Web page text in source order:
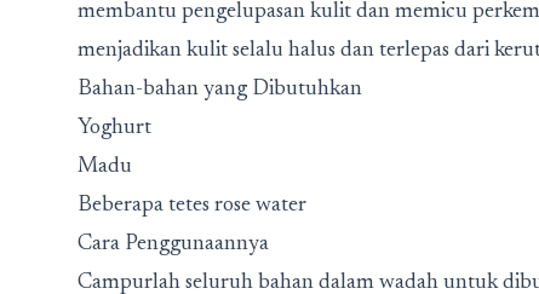
membantu pengelupasan kulit dan memicu
menjadikan kulit selalu halus dan terlepas dari
Bahan-bahan yang Dibutuhkan
Yoghurt
Madu
Beberapa tetes rose water
Cara Penggunaannya
Campurlah seluruh bahan dalam wadah untuk